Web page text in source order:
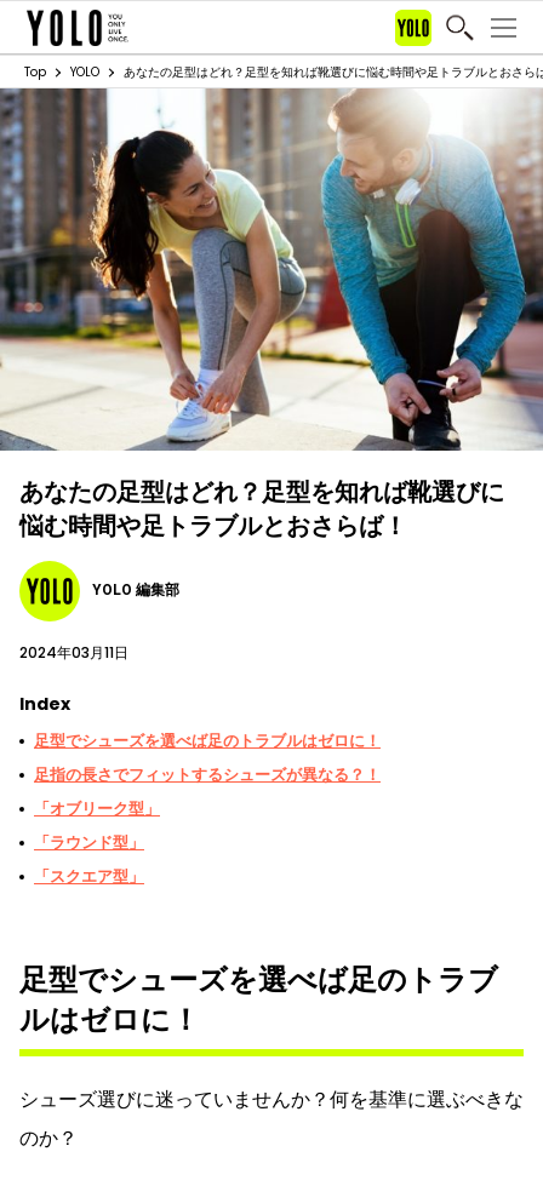
Top YOLO あなたの足型はどれ？足型を知れば靴選びに悩む時間や足トラブルとおさら
あなたの足型はどれ？足型を知れば靴選びに
悩む時間や足トラブルとおさらば！
YOLO 編集部
2024年03月11日
Index
足型でシューズを選べば足のトラブルはゼロに！
足指の長さでフィットするシューズが異なる？！
「オブリーク型」
「ラウンド型」
「スクエア型」
足型でシューズを選べば足のトラブ
ルはゼロに！
シューズ選びに迷っていませんか？何を基準に選ぶべきな
のか？